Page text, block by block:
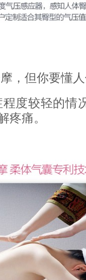
，但你要懂
度较轻的情
痛。